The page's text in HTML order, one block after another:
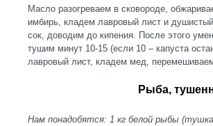
Масло разогреваем в сковороде,
имбирь, кладем лавровый лист и
сок, доводим до кипения. После этого
тушим минут 10-15 (если 10 – капуста
лавровый лист, кладем мед,
Рыба,
Нам понадобятся: 1 кг белой рыбы